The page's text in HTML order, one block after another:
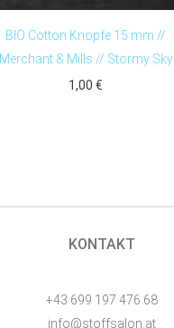
BIO Cotton Knöpfe 15 mm //
Merchant & Mills // Stormy Sky
1,00 €
KONTAKT
+43 699 197 476 68
info@stoffsalon.at